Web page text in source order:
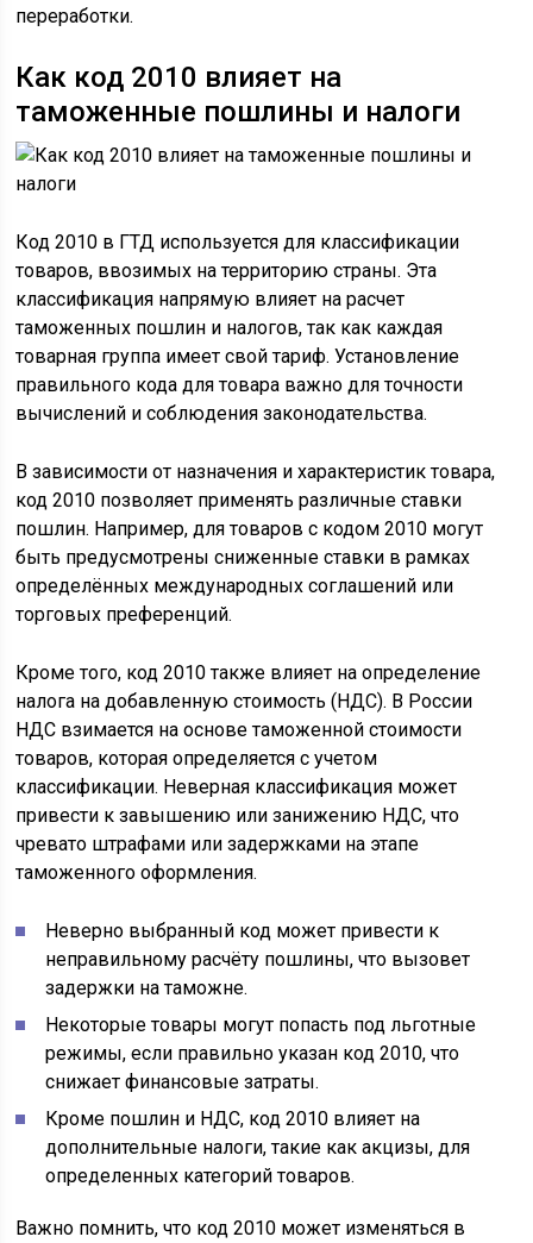
переработки.
Как код 2010 влияет на
таможенные пошлины и налоги
Код 2010 в ГТД используется для классификации
товаров, ввозимых на территорию страны. Эта
классификация напрямую влияет на расчет
таможенных пошлин и налогов, так как каждая
товарная группа имеет свой тариф. Установление
правильного кода для товара важно для точности
вычислений и соблюдения законодательства.
В зависимости от назначения и характеристик товара,
код 2010 позволяет применять различные ставки
пошлин. Например, для товаров с кодом 2010 могут
быть предусмотрены сниженные ставки в рамках
определённых международных соглашений или
торговых преференций.
Кроме того, код 2010 также влияет на определение
налога на добавленную стоимость (НДС). В России
НДС взимается на основе таможенной стоимости
товаров, которая определяется с учетом
классификации. Неверная классификация может
привести к завышению или занижению НДС, что
чревато штрафами или задержками на этапе
таможенного оформления.
Неверно выбранный код может привести к
неправильному расчёту пошлины, что вызовет
задержки на таможне.
Некоторые товары могут попасть под льготные
режимы, если правильно указан код 2010, что
снижает финансовые затраты.
Кроме пошлин и НДС, код 2010 влияет на
дополнительные налоги, такие как акцизы, для
определенных категорий товаров.
Важно помнить, что код 2010 может изменяться в